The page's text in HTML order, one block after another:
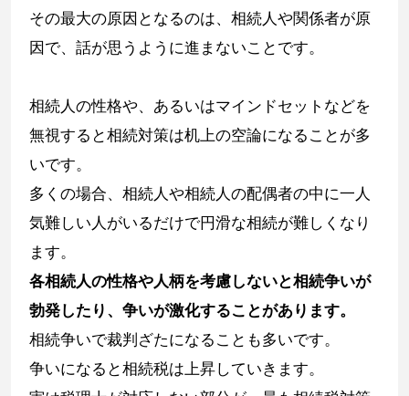
その最大の原因となるのは、相続人や関係者が原
因で、話が思うように進まないことです。
相続人の性格や、あるいはマインドセットなどを
無視すると相続対策は机上の空論になることが多
いです。
多くの場合、相続人や相続人の配偶者の中に一人
気難しい人がいるだけで円滑な相続が難しくなり
ます。
各相続人の性格や人柄を考慮しないと相続争いが
勃発したり、争いが激化することがあります。
相続争いで裁判ざたになることも多いです。
争いになると相続税は上昇していきます。